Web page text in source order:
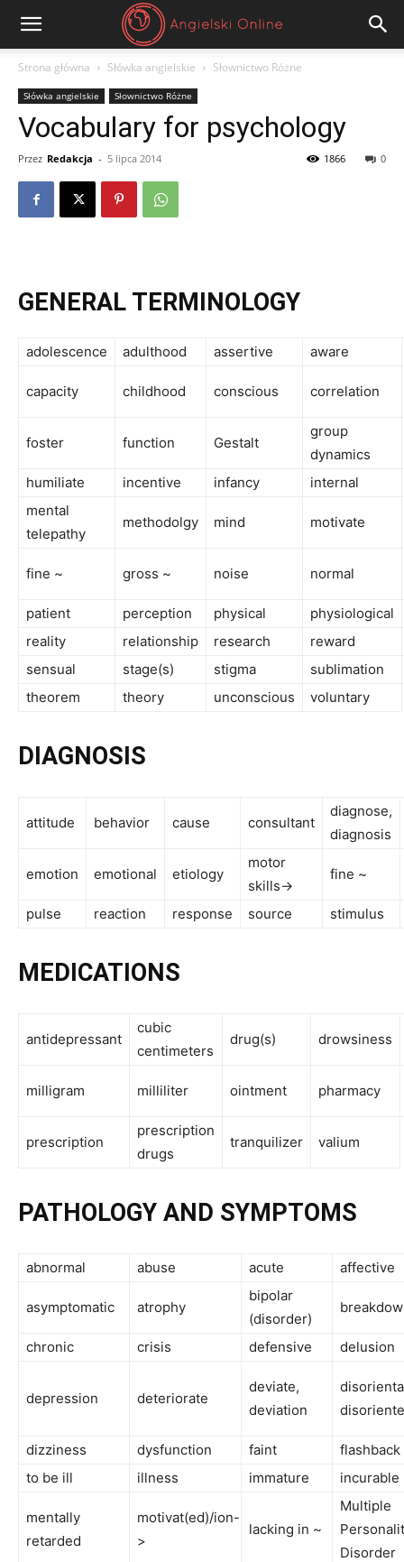
Angielski
Online
Strona główna Słówka angielskie Słownictwo Różne
Słówka angielskie Słownictwo Różne
Vocabulary for psychology
Przez Redakcja - 5 lipca 2014 0
1866
GENERAL TERMINOLOGY
adolescence adulthood assertive aware
capacity childhood conscious correlation
foster function Gestalt
group
dynamics
humiliate
incentive infancy
internal
mental
telepathy
methodolgy mind motivate
fine ~ gross ~ noise normal
patient perception physical
physiological
reality
relationship research
reward
sensual
stage(s) stigma
sublimation
theorem
theory unconscious voluntary
DIAGNOSIS
attitude behavior cause consultant
diagnose,
diagnosis
emotion emotional etiology
motor
skills->
fine ~
pulse reaction response source stimulus
MEDICATIONS
antidepressant
cubic
centimeters
drug(s) drowsiness
milligram milliliter ointment pharmacy
prescription
prescription
drugs
tranquilizer valium
PATHOLOGY AND SYMPTOMS
abnormal abuse acute affective
asymptomatic atrophy
bipolar
(disorder)
chronic crisis defensive delusion
depression deteriorate
deviate,
deviation
dizziness dysfunction faint
flashback
to be ill
illness immature incurable
mentally
retarded
motivat(ed)/ion-
>
lacking in ~
Multiple
Disorder